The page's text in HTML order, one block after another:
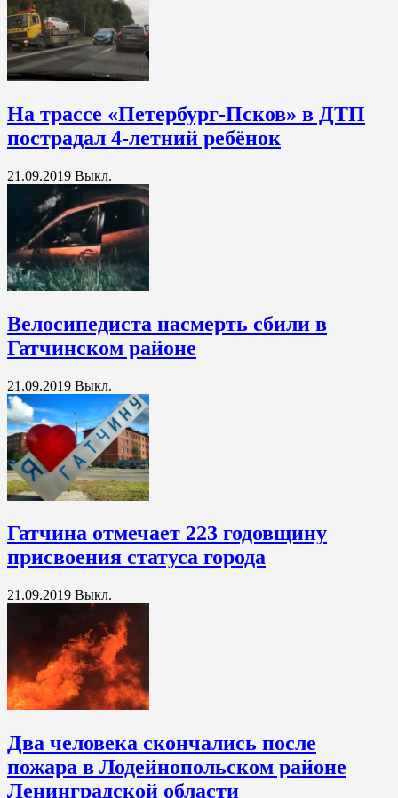
На трассе «Петербург-Псков» в ДТП
пострадал 4-летний ребёнок
21.09.2019 Выкл.
Велосипедиста насмерть сбили в
Гатчинском районе
21.09.2019 Выкл.
Гатчина отмечает 223 годовщину
присвоения статуса города
21.09.2019 Выкл.
Два человека скончались после
пожара в Лодейнопольском районе
Ленинградской области